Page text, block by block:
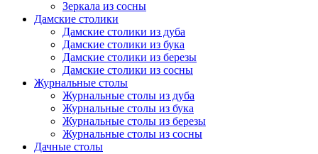
Зеркала из сосны
Дамские столики
Дамские столики из дуба
Дамские столики из бука
Дамские столики из березы
Дамские столики из сосны
Журнальные столы
Журнальные столы из дуба
Журнальные столы из бука
Журнальные столы из березы
Журнальные столы из сосны
Дачные столы